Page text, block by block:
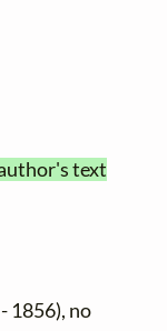
text
1856), no